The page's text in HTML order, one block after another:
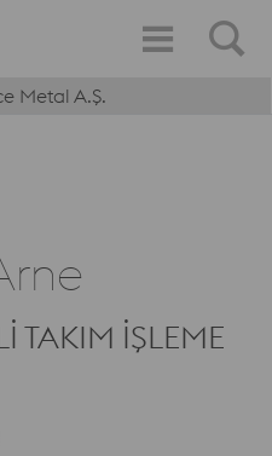
Metal A.Ş.
TAKIM İŞLEME